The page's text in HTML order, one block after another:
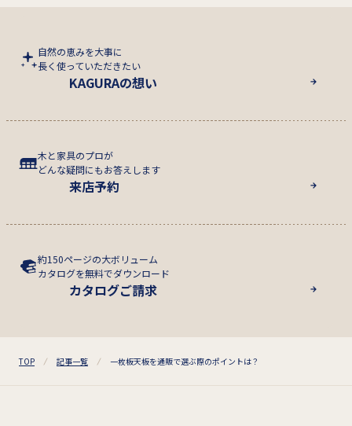
自然の恵みを大事に
長く使っていただきたい
KAGURAの想い
木と家具のプロが
どんな疑問にもお答えします
来店予約
約150ページの大ボリューム
カタログを無料でダウンロード
カタログご請求
TOP 記事一覧 一枚板天板を通販で選ぶ際のポイントは？